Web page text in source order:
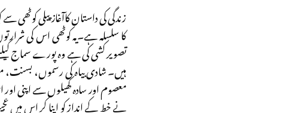
زندگی کی داستان کاآغاز پیلی
کا سلسلہ ہے۔یہ کوٹھی اس کی
تصویر کشی کی ہے وہ پورے سماج
ہیں۔ شادی بیاہ کی رسموں، بسنت،
معصوم اور سادہ کھیلوں سے اپنی اور
نے خط کے انداز کو اپنا کر اس میں